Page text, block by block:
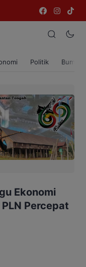
Politik Bumi
Ekonomi
Percepat